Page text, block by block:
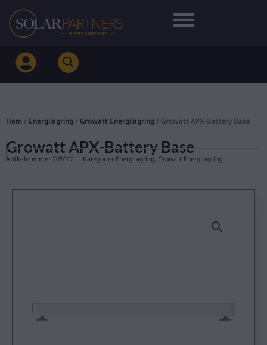
Hoppa
innehåll
Hem / Energilagring / Growatt Energilagring / Growatt APX-Battery Base
Growatt APX-Battery Base
Artikelnummer 205012 Kategorier Energilagring, Growatt Energilagring